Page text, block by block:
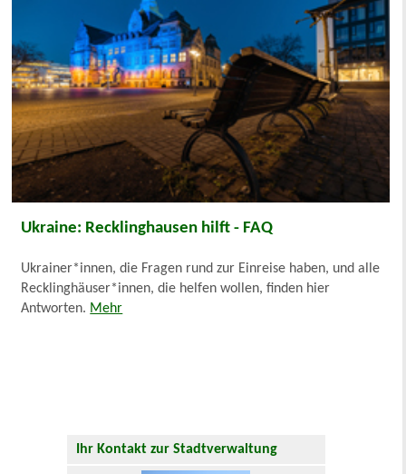
Ukraine: Recklinghausen hilft - FAQ
Ukrainer*innen, die Fragen rund zur Einreise haben, und alle
Recklinghäuser*innen, die helfen wollen, finden hier
Antworten. Mehr
Ihr Kontakt zur Stadtverwaltung